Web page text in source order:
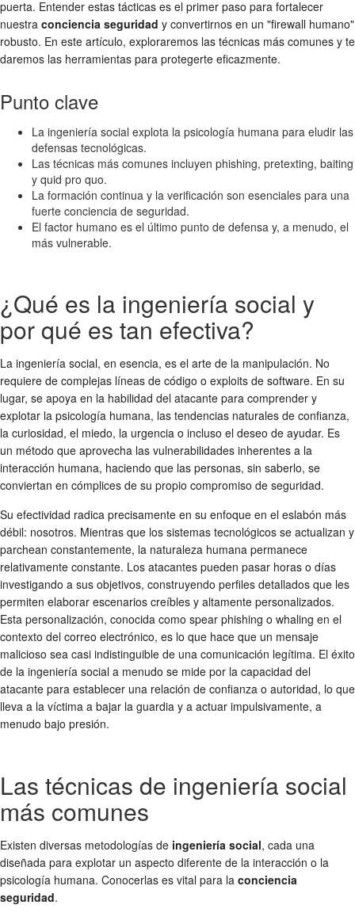
puerta. Entender estas tácticas es el primer paso para fortalecer
nuestra conciencia seguridad y convertirnos en un "firewall humano"
robusto. En este artículo, exploraremos las técnicas más comunes y te
daremos las herramientas para protegerte eficazmente.
Punto clave
La ingeniería social explota la psicología humana para eludir las
defensas tecnológicas.
Las técnicas más comunes incluyen phishing, pretexting, baiting
y quid pro quo.
La formación continua y la verificación son esenciales para una
fuerte conciencia de seguridad.
El factor humano es el último punto de defensa y, a menudo, el
más vulnerable.
¿Qué es la ingeniería social y
por qué es tan efectiva?
La ingeniería social, en esencia, es el arte de la manipulación. No
requiere de complejas líneas de código o exploits de software. En su
lugar, se apoya en la habilidad del atacante para comprender y
explotar la psicología humana, las tendencias naturales de confianza,
la curiosidad, el miedo, la urgencia o incluso el deseo de ayudar. Es
un método que aprovecha las vulnerabilidades inherentes a la
interacción humana, haciendo que las personas, sin saberlo, se
conviertan en cómplices de su propio compromiso de seguridad.
Su efectividad radica precisamente en su enfoque en el eslabón más
débil: nosotros. Mientras que los sistemas tecnológicos se actualizan y
parchean constantemente, la naturaleza humana permanece
relativamente constante. Los atacantes pueden pasar horas o días
investigando a sus objetivos, construyendo perfiles detallados que les
permiten elaborar escenarios creíbles y altamente personalizados.
Esta personalización, conocida como spear phishing o whaling en el
contexto del correo electrónico, es lo que hace que un mensaje
malicioso sea casi indistinguible de una comunicación legítima. El éxito
de la ingeniería social a menudo se mide por la capacidad del
atacante para establecer una relación de confianza o autoridad, lo que
lleva a la víctima a bajar la guardia y a actuar impulsivamente, a
menudo bajo presión.
Las técnicas de ingeniería social
más comunes
Existen diversas metodologías de ingeniería social, cada una
diseñada para explotar un aspecto diferente de la interacción o la
psicología humana. Conocerlas es vital para la conciencia
seguridad.